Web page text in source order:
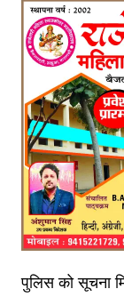
पुलिस को सूचना